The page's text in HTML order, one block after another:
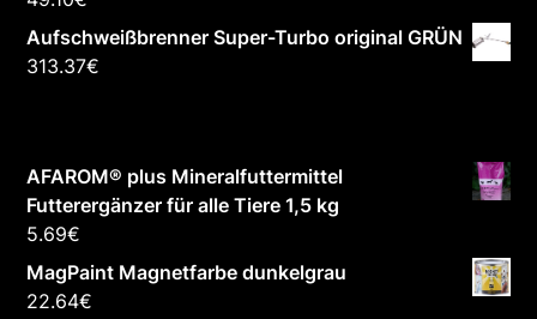
Aufschweißbrenner Super-Turbo original GRÜN
313.37€
AFAROM® plus Mineralfuttermittel
Futterergänzer für alle Tiere 1,5 kg
5.69€
MagPaint Magnetfarbe dunkelgrau
22.64€